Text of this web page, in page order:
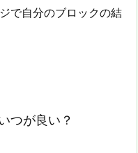
で自分のブロックの結
つが良い？